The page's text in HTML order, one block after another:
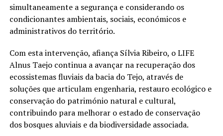
simultaneamente a segurança e considerando os
condicionantes ambientais, sociais, económicos e
administrativos do território.
Com esta intervenção, afiança Sílvia Ribeiro, o LIFE
Alnus Taejo continua a avançar na recuperação dos
ecossistemas fluviais da bacia do Tejo, através de
soluções que articulam engenharia, restauro ecológico e
conservação do património natural e cultural,
contribuindo para melhorar o estado de conservação
dos bosques aluviais e da biodiversidade associada.